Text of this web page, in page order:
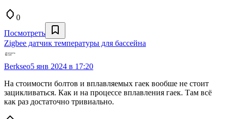
0
Посмотреть
Zigbee датчик температуры для бассейна
Berkseo5 янв 2024 в 17:20
На стоимости болтов и вплавляемых гаек вообше не стоит
зацикливаться. Как и на процессе вплавления гаек. Там всё
как раз достаточно тривиально.